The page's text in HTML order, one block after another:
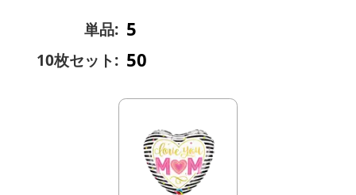
単品: 5
10枚セット: 50